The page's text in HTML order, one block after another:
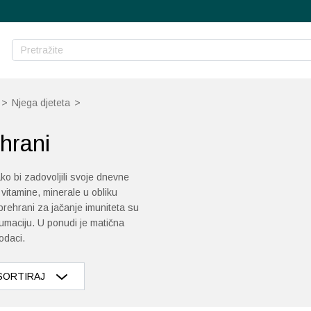
> Njega djeteta >
bi zadovoljili svoje dnevne
minerale u obliku
za jačanje imuniteta su
U ponudi je matična